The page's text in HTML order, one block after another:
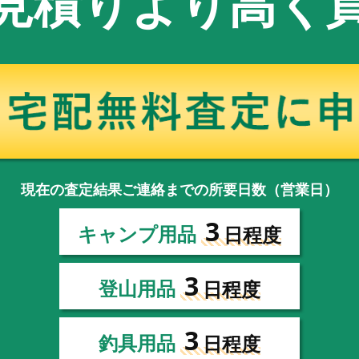
現在の査定結果ご連絡までの所要日数（営業日）
キャンプ用品 3日程度
登山用品 3日程度
釣具用品 3日程度